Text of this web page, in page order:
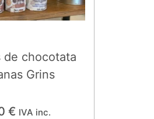
de chocotata
Grins
€ IVA inc.